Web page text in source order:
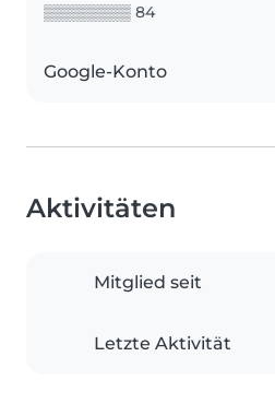
▒▒▒▒▒▒▒▒ 84
Google-Konto
Aktivitäten
Mitglied seit
Letzte Aktivität